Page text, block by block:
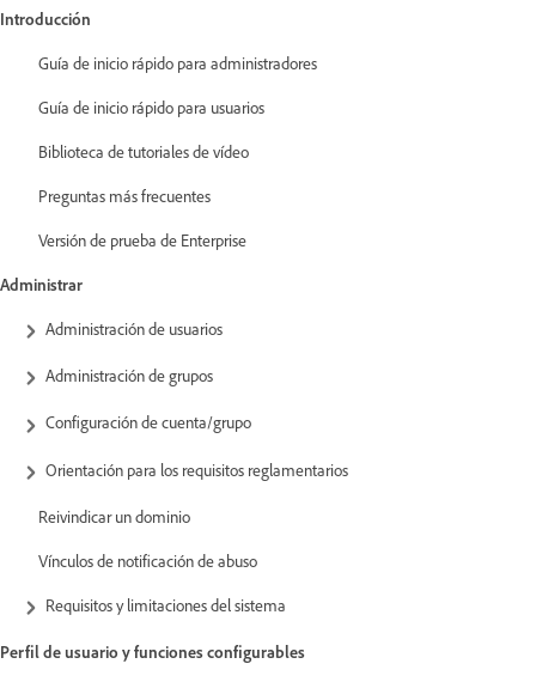
Introducción
Guía de inicio rápido para administradores
Guía de inicio rápido para usuarios
Biblioteca de tutoriales de vídeo
Preguntas más frecuentes
Versión de prueba de Enterprise
Administrar
Administración de usuarios
Administración de grupos
Configuración de cuenta/grupo
Orientación para los requisitos reglamentarios
Reivindicar un dominio
Vínculos de notificación de abuso
Requisitos y limitaciones del sistema
Perfil de usuario y funciones configurables